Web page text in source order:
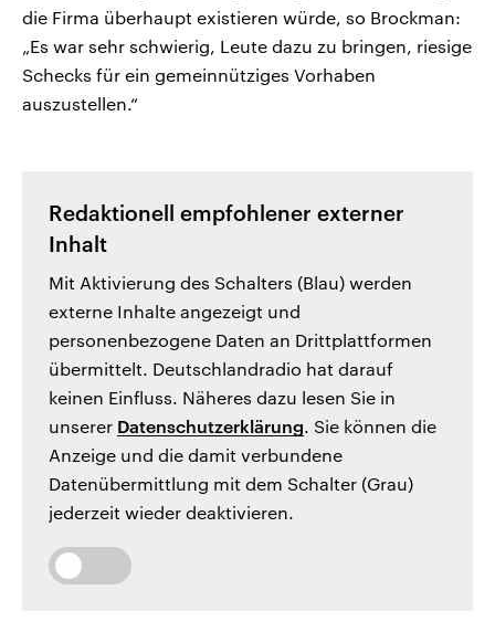
die Firma überhaupt existieren würde, so Brockman:
„Es war sehr schwierig, Leute dazu zu bringen, riesige
Schecks für ein gemeinnütziges Vorhaben
auszustellen.“
Redaktionell empfohlener externer
Inhalt
Mit Aktivierung des Schalters (Blau) werden
externe Inhalte angezeigt und
personenbezogene Daten an Drittplattformen
übermittelt. Deutschlandradio hat darauf
keinen Einfluss. Näheres dazu lesen Sie in
unserer Datenschutzerklärung . Sie können die
Anzeige und die damit verbundene
Datenübermittlung mit dem Schalter (Grau)
jederzeit wieder deaktivieren.